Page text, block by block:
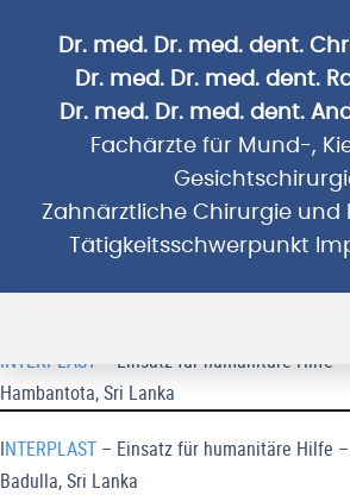
Dr. med. Dr. med. dent.
Dr. med. Dr. med. dent.
Dr. med. Dr. med. dent.
Fachärzte für Mund-,
Zahnärztliche Chirurgie und
Tätigkeitsschwerpunkt
INTERPLAST
– Einsatz für humanitäre Hilfe
Hambantota, Sri Lanka
INTERPLAST – Einsatz für humanitäre Hilfe
Badulla, Sri Lanka